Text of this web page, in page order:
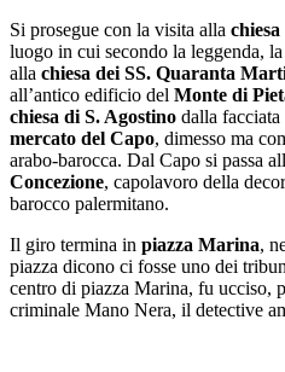
Si prosegue con la visita alla
luogo in cui secondo la leggenda,
alla chiesa dei SS. Quaranta
all’antico edificio del Monte di
chiesa di S. Agostino dalla facciata
mercato del Capo, dimesso ma
arabo-barocca. Dal Capo si passa
Concezione, capolavoro della
barocco palermitano.
Il giro termina in piazza Marina,
piazza dicono ci fosse uno dei
centro di piazza Marina, fu ucciso,
criminale Mano Nera, il detective